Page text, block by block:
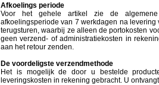
Afkoelings periode
Voor het gehele artikel zie de
afkoelingsperiode van 7 werkdagen na
terugsturen, waarbij ze alleen de portokosten
geen verzend- of administratiekosten in
aan het retour zenden.
De voordeligste verzendmethode
Het is mogelijk de door u bestelde
leveringskosten in rekening gebracht. U